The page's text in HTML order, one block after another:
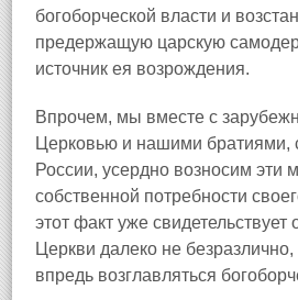
богоборческой власти и
предержащую царскую
источник ея возрождения.
Впрочем, мы вместе с
Церковью и нашими братиями,
России, усердно возносим эти
собственной потребности
этот факт уже свидетельствует
Церкви далеко не
впредь возглавляться